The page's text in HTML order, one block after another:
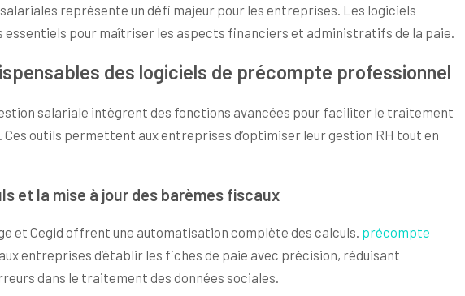
représente un défi majeur pour les entreprises. Les logiciels
essentiels pour maîtriser les aspects financiers et administratifs de la paie.
des logiciels de précompte professionnel
salariale intègrent des fonctions avancées pour faciliter le traitement
outils permettent aux entreprises d’optimiser leur gestion RH tout en
et la mise à jour des barèmes fiscaux
et Cegid offrent une automatisation complète des calculs. précompte
entreprises d’établir les fiches de paie avec précision, réduisant
dans le traitement des données sociales.